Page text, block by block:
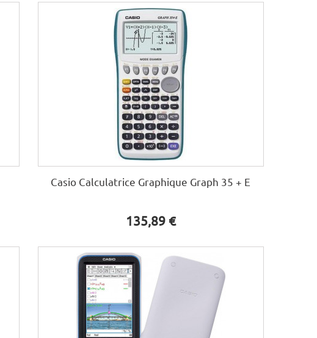
Casio Calculatrice Graphique Graph 35 + E
135,89 €